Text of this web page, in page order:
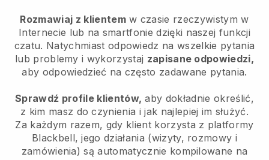
Rozmawiaj z klientemw czasie rzeczywistym w
Internecie lub na smartfonie dzięki naszej funkcji
czatu. Natychmiast odpowiedz na wszelkie pytania
lub problemy i wykorzystaj zapisane odpowiedzi,
aby odpowiedzieć na często zadawane pytania.
Sprawdź profile klientów, aby dokładnie określić,
z kim masz do czynienia i jak najlepiej im służyć.
Za każdym razem, gdy klient korzysta z platformy
Blackbell, jego działania (wizyty, rozmowy i
zamówienia) są automatycznie kompilowane na